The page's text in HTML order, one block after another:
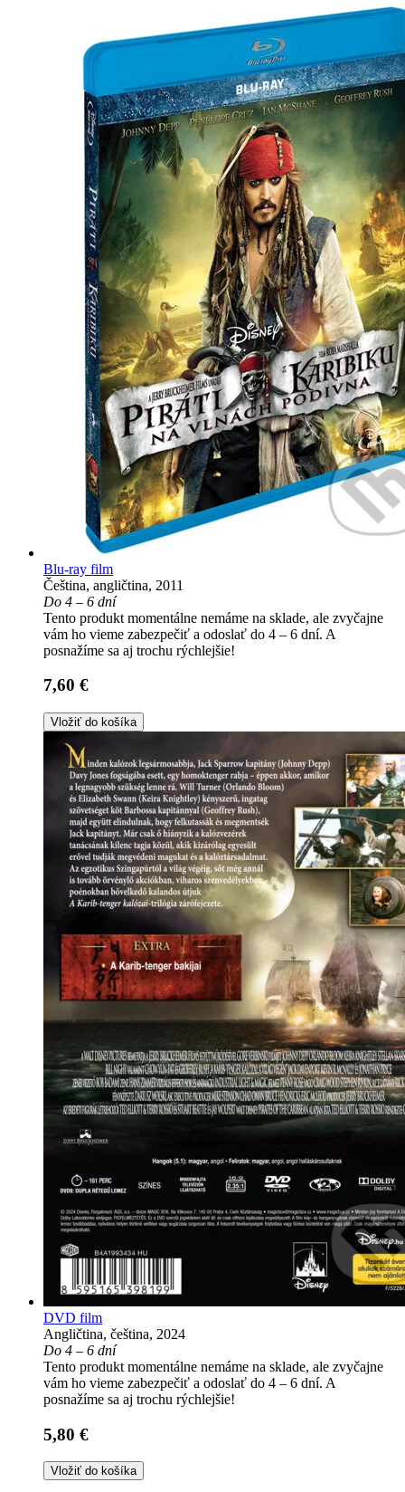
Blu-ray film
Čeština, angličtina, 2011
Do 4 – 6 dní
Tento produkt momentálne nemáme na sklade, ale zvyčajne
vám ho vieme zabezpečiť a odoslať do 4 – 6 dní. A
posnažíme sa aj trochu rýchlejšie!
7,60 €
Vložiť do košíka
DVD film
Angličtina, čeština, 2024
Do 4 – 6 dní
Tento produkt momentálne nemáme na sklade, ale zvyčajne
vám ho vieme zabezpečiť a odoslať do 4 – 6 dní. A
posnažíme sa aj trochu rýchlejšie!
5,80 €
Vložiť do košíka